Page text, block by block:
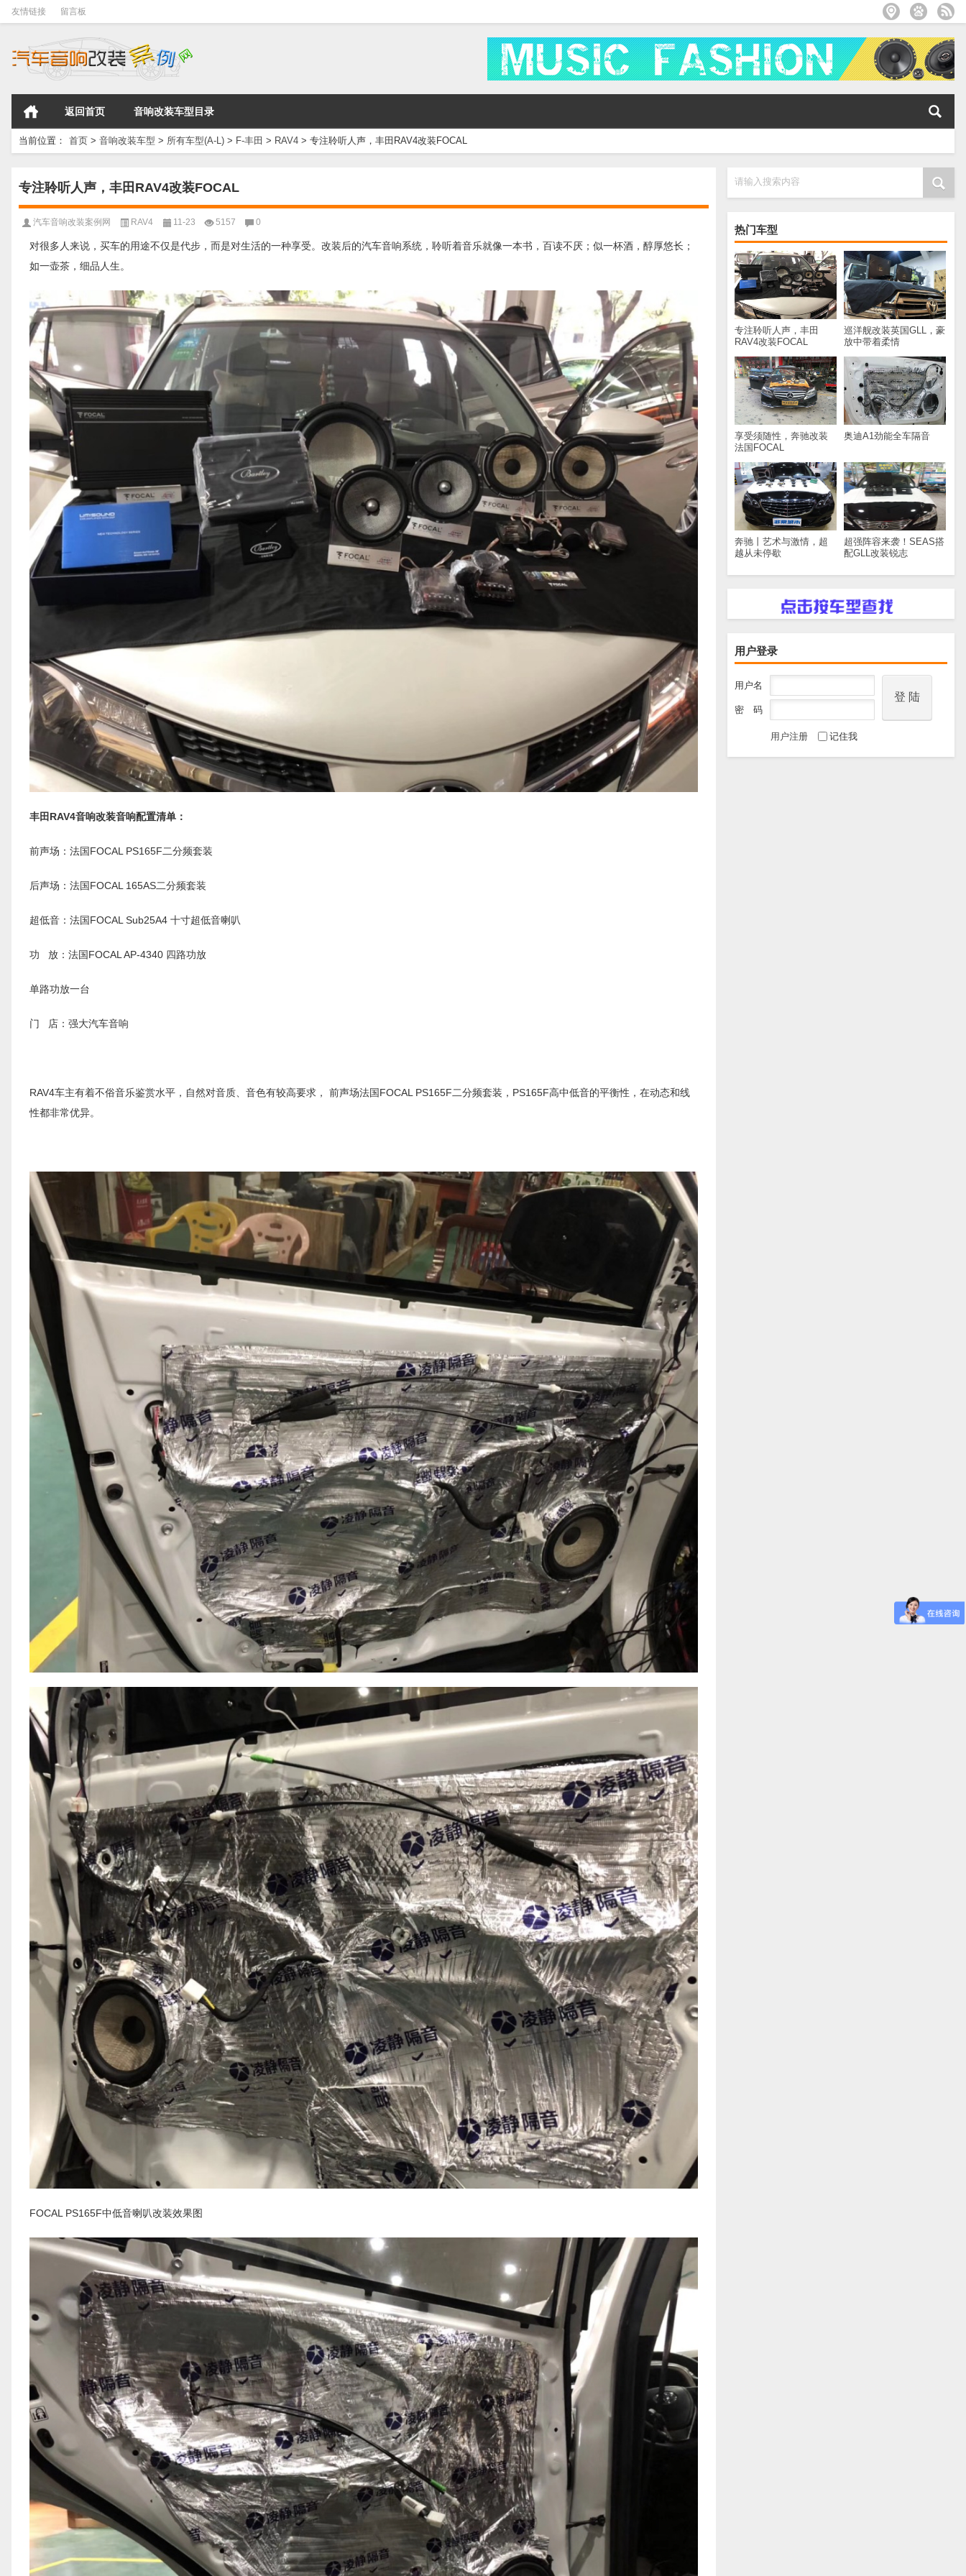
友情链接 留言板
返回首页 音响改装车型目录
当前位置： 首页 > 音响改装车型 > 所有车型(A-L) > F-丰田 > RAV4 > 专注聆听人声，丰田RAV4改装FOCAL
请输入搜索内容
热门车型
专注聆听人声，丰田
RAV4改装FOCAL
巡洋舰改装英国GLL，豪
放中带着柔情
享受须随性，奔驰改装
法国FOCAL
奥迪A1劲能全车隔音
奔驰丨艺术与激情，超
越从未停歇
超强阵容来袭！SEAS搭
配GLL改装锐志
用户登录
用户名
密 码
用户注册 记住我
专注聆听人声，丰田RAV4改装FOCAL
汽车音响改装案例网 RAV4 11-23 5157 0
对很多人来说，买车的用途不仅是代步，而是对生活的一种享受。改装后的汽车音响系统，聆听着音乐就像一本书，百读不厌；似一杯酒，醇厚悠长；
如一壶茶，细品人生。
丰田RAV4音响改装音响配置清单：
前声场：法国FOCAL PS165F二分频套装
后声场：法国FOCAL 165AS二分频套装
超低音：法国FOCAL Sub25A4 十寸超低音喇叭
功 放：法国FOCAL AP-4340 四路功放
单路功放一台
门 店：强大汽车音响
RAV4车主有着不俗音乐鉴赏水平，自然对音质、音色有较高要求， 前声场法国FOCAL PS165F二分频套装，PS165F高中低音的平衡性，在动态和线
性都非常优异。
FOCAL PS165F中低音喇叭改装效果图